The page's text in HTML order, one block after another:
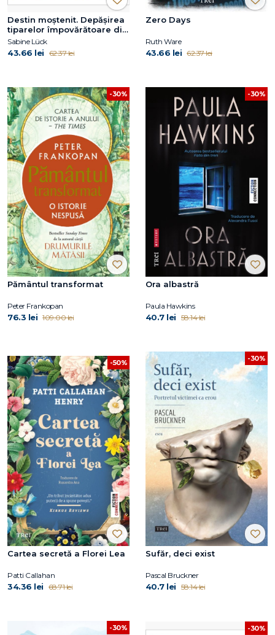
Destin moștenit. Depășirea
tiparelor împovărătoare din
familie și eliberarea
potențialului propriu
Sabine Lück
43.66 lei 62.37 lei
Zero Days
Ruth Ware
43.66 lei 62.37 lei
-30%
Pământul transformat
Peter Frankopan
76.3 lei 109.00 lei
-30%
Ora albastră
Paula Hawkins
40.7 lei 58.14 lei
-50%
Cartea secretă a Florei Lea
Patti Callahan
34.36 lei 68.71 lei
-30%
Sufăr, deci exist
Pascal Bruckner
40.7 lei 58.14 lei
-30% -30%